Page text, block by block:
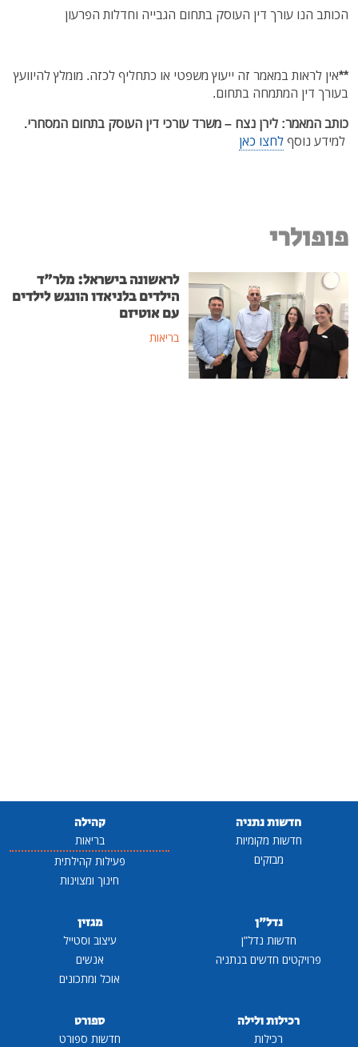
הכותב הנו עורך דין העוסק בתחום הגבייה וחדלות הפרעון
**אין לראות במאמר זה ייעוץ משפטי או כתחליף לכזה. מומלץ להיוועץ
בעורך דין המתמחה בתחום.
כותב המאמר: לירן נצח – משרד עורכי דין העוסק בתחום המסחרי.
למידע נוסףלחצו כאן
פופולרי
לראשונה בישראל: מלר"ד
הילדים בלניאדו הונגש לילדים
עם אוטיזם
בריאות
חדשות נתניה
חדשות מקומיות
מבזקים
קהילה
בריאות
פעילות קהילתית
חינוך ומצוינות
נדל"ן
חדשות נדל"ן
פרויקטים חדשים בנתניה
מגזין
עיצוב וסטייל
אנשים
אוכל ומתכונים
רכילות ולילה
רכילות
ספורט
חדשות ספורט